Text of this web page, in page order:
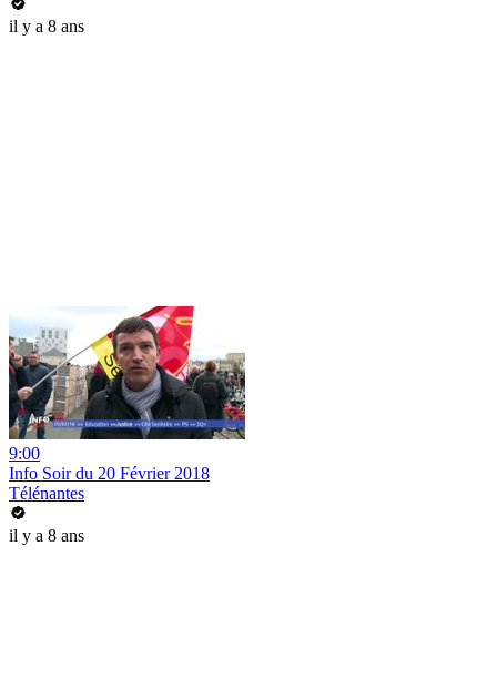
il y a 8 ans
9:00
Info Soir du 20 Février 2018
Télénantes
il y a 8 ans